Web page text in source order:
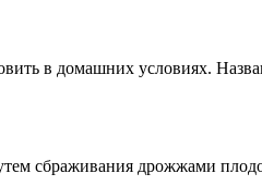
в домашних условиях.
сбраживания дрожжами